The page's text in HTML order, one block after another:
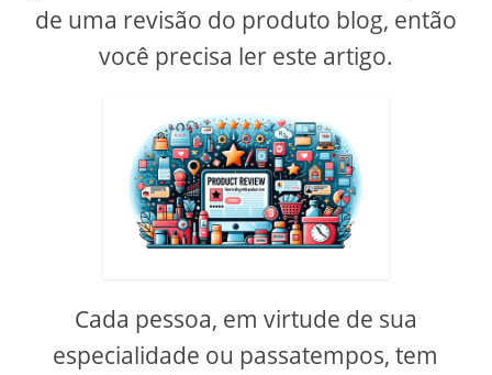
de uma revisão do produto blog, então
você precisa ler este artigo.
Cada pessoa, em virtude de sua
especialidade ou passatempos, tem